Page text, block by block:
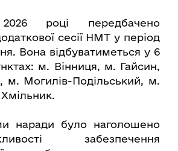
році передбачено
сесії НМТ у період
Вона відбуватиметься у 6
м. Вінниця, м. Гайсин,
Могилів-Подільський, м.
наради було наголошено
забезпечення